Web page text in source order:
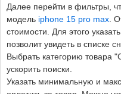
Далее перейти в фильтры,
модель iphone 15 pro max .
стоимости. Для этого
позволит увидеть в списке
Выбрать категорию товара
ускорить поиски.
Указать минимальную и